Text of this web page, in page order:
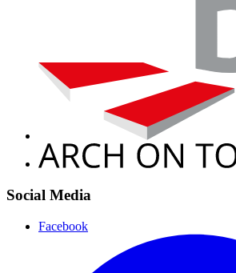
Social Media
Facebook